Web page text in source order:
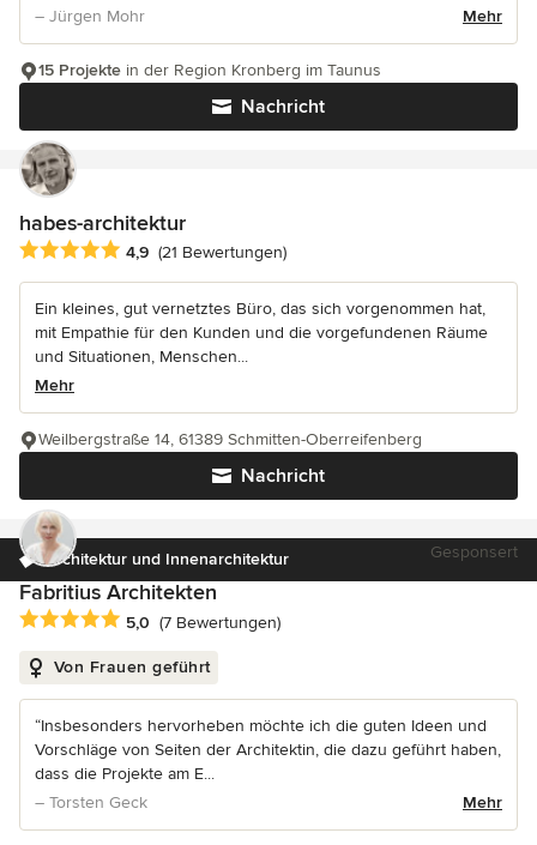
– Jürgen Mohr
Mehr
Nachricht
15 Projekte in der Region Kronberg im Taunus
habes-architektur
Durchschnittliche Bewertung: 4.9 von 5 Sternen
4,9 (21 Bewertungen)
Ein kleines, gut vernetztes Büro, das sich vorgenommen hat,
mit Empathie für den Kunden und die vorgefundenen Räume
und Situationen, Menschen...
Mehr
Nachricht
Weilbergstraße 14, 61389 Schmitten-Oberreifenberg
Architektur und Innenarchitektur Gesponsert
Fabritius Architekten
Durchschnittliche Bewertung: 5 von 5 Sternen
5,0 (7 Bewertungen)
Von Frauen geführt
“Insbesonders hervorheben möchte ich die guten Ideen und
Vorschläge von Seiten der Architektin, die dazu geführt haben,
dass die Projekte am E...
– Torsten Geck
Mehr